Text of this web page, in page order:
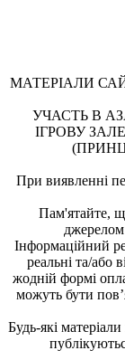
МАТЕРІАЛИ
УЧАСТЬ В
ІГРОВУ
При виявленні
Пам'ятайте,
джерелом
Інформаційний
реальні та/або
жодній формі
можуть бути
Будь-які